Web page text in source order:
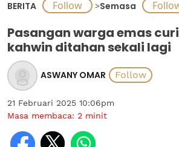
BERITA >Semasa
Pasangan warga emas
kahwin ditahan sekali lagi
ASWANY OMAR
21 Februari 2025 10:06pm
Masa membaca: 2 minit